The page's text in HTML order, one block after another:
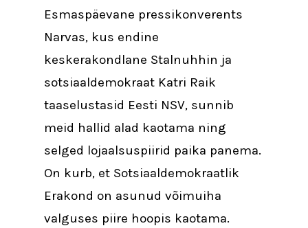
Esmaspäevane pressikonverents
Narvas, kus endine
keskerakondlane Stalnuhhin ja
sotsiaaldemokraat Katri Raik
taaselustasid Eesti NSV, sunnib
meid hallid alad kaotama ning
selged lojaalsuspiirid paika panema.
On kurb, et Sotsiaaldemokraatlik
Erakond on asunud võimuiha
valguses piire hoopis kaotama.